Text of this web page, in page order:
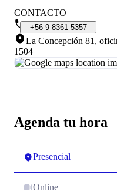
Agenda tu hora
Presencial
Online
CONTACTO
+56 9 8361 5357
La Concepción 81,
1504